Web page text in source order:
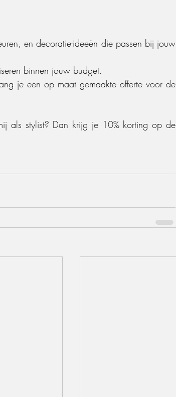
en decoratie-ideeën die passen bij jouw
binnen jouw budget.
je een op maat gemaakte offerte voor de
als stylist? Dan krijg je 10% korting op de